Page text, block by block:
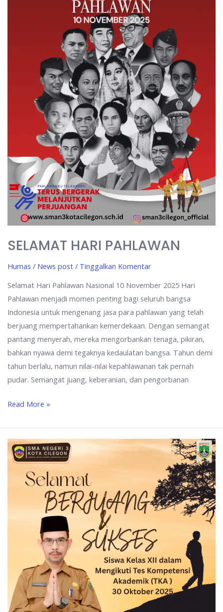
SELAMAT HARI PAHLAWAN
Humas / News post/ Tinggalkan Komentar
Selamat Hari Pahlawan Nasional 10 November 2025 Hari
Pahlawan menjadi momen penting bagi seluruh bangsa
Indonesia untuk mengenang jasa para pahlawan yang telah
berjuang mempertahankan kemerdekaan. Dengan semangat
pantang menyerah, mereka mengorbankan tenaga, pikiran,
bahkan nyawa demi tegaknya kedaulatan bangsa. Tahun demi
tahun berlalu, namun nilai-nilai kepahlawanan tak pernah
pudar. Semangat juang, keberanian, dan pengorbanan
Read More »
Tes
Kompetensi
Akademik